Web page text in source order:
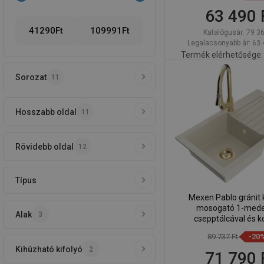
41290Ft 109991 Ft
Sorozat 11
Hosszabb oldal 11
Rövidebb oldal 12
Típus
Alak 3
Kihúzható kifolyó 2
63 490
Katalógusár: 79
Legalacsonyabb ár: 63
Termék elérhetősége:
Hasonlítsa
össze
Mexen Pablo gránit
mosogató 1-
csepptálcával és
csapteleppel Elia,
670101-50
89 737 Ft -
71 790